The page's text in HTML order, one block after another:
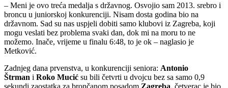
– Meni je ovo treća medalja s državnog. Osvojio sam 2013. srebro i
broncu u juniorskoj konkurenciji. Nisam dosta godina bio na
državnom. Sad su nas uspjeli dobiti samo klubovi iz Zagreba, koji
mogu veslati bez problema svaki dan, dok mi na moru to ne
možemo. Inače, vrijeme u finalu 6:48, to je ok – naglasio je
Metković.
Zadnjeg dana prvenstva, u konkurenciji seniora: Antonio
Štrman i Roko Mucić su bili četvrti u dvojcu bez sa samo 0,9
sekundi zaostatka za brončanom posadom Zagreba, četverac je bio